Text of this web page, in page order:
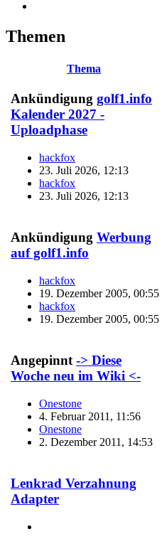
Themen
Thema
Ankündigung golf1.info
Kalender 2027 -
Uploadphase
hackfox
23. Juli 2026, 12:13
hackfox
23. Juli 2026, 12:13
Ankündigung Werbung
auf golf1.info
hackfox
19. Dezember 2005, 00:55
hackfox
19. Dezember 2005, 00:55
Angepinnt -> Diese
Woche neu im Wiki <-
Onestone
4. Februar 2011, 11:56
Onestone
2. Dezember 2011, 14:53
Lenkrad Verzahnung
Adapter